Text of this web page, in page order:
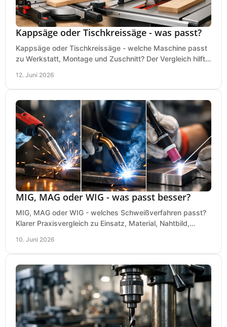
Kappsäge oder Tischkreissäge - was passt?
Kappsäge oder Tischkreissäge - welche Maschine passt
zu Werkstatt, Montage und Zuschnitt? Der Vergleich hilft
12. Juni 2026
MIG, MAG oder WIG - was passt besser?
MIG, MAG oder WIG - welches Schweißverfahren passt?
Klarer Praxisvergleich zu Einsatz, Material, Nahtbild,
10. Juni 2026